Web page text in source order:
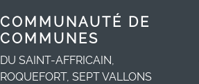
COMMUNAUTÉ DE
COMMUNES
DU SAINT-AFFRICAIN,
ROQUEFORT, SEPT VALLONS